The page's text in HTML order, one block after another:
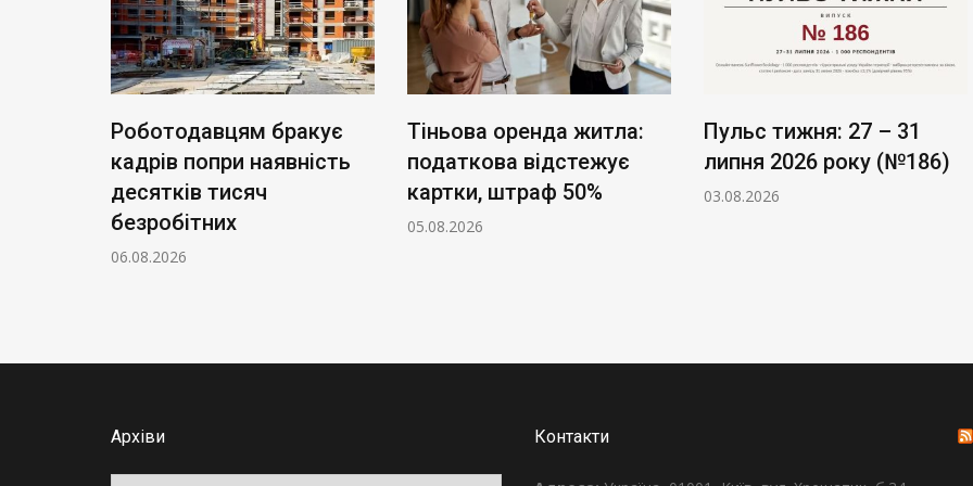
Роботодавцям бракує
кадрів попри наявність
десятків тисяч
безробітних
06.08.2026
Тіньова оренда житла:
податкова відстежує
картки, штраф 50%
05.08.2026
Пульс тижня: 27 – 31
липня 2026 року (№186)
03.08.2026
Архіви Контакти